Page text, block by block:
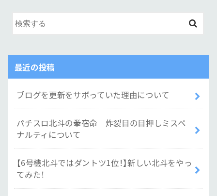
最近の投稿
ブログを更新をサボっていた理由について
パチスロ北斗の拳宿命 炸裂目の目押しミスペ
ナルティについて
【6号機北斗ではダントツ1位！】新しい北斗をやっ
てみた！